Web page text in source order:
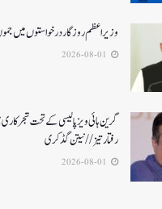
وزیر اعظم روزگار درخواستوں میں
گرین ہائی ویز پالیسی کے تحت
رفتار تیز// نیتن گڈکری